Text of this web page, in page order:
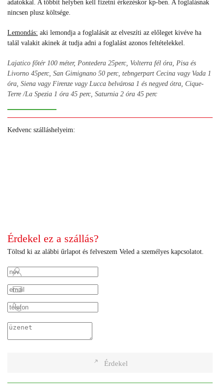
adatokkal. A többit helyben kell fizetni érkezéskor kp-ben. A foglalásnak
nincsen plusz költsége.
Lemondás: aki lemondja a foglalását az elveszíti az előleget kivéve ha
talál valakit akinek át tudja adni a foglalást azonos feltételekkel.
Lajatico főtér 100 méter, Pontedera 25perc, Volterra fél óra, Pisa és
Livorno 45perc, San Gimignano 50 perc, tebngerpart Cecina vagy Vada 1
óra, Siena vagy Firenze vagy Lucca belvárosa 1 és negyed ótra, Cique-
Terre /La Spezia 1 óra 45 perc, Saturnia 2 óra 45 perc
Kedvenc szálláshelyeim:
Érdekel ez a szállás?
Töltsd ki az alábbi űrlapot és felveszem Veled a személyes kapcsolatot.
Érdekel